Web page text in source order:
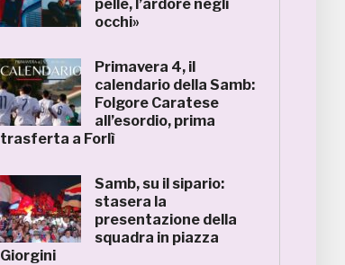
pelle, l’ardore negli
occhi»
Primavera 4, il
calendario della Samb:
Folgore Caratese
all’esordio, prima
trasferta a Forlì
Samb, su il sipario:
stasera la
presentazione della
squadra in piazza
Giorgini